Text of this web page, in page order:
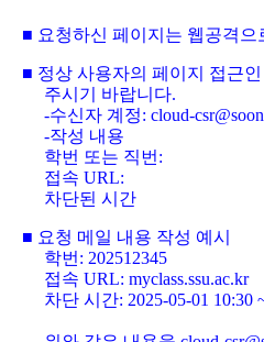
■ 요청하신 페이지는 웹공격
■ 정상 사용자의 페이지 접근
주시기 바랍니다.
-수신자 계정: cloud-
-작성 내용
학번 또는 직번:
접속 URL:
차단된 시간
■ 요청 메일 내용 작성 예시
학번: 202512345
접속 URL: myclass.ssu.ac.kr
차단 시간: 2025-05-01 10:30